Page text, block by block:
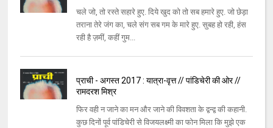
चले जो, तो रस्ते सहारे हुए. दिये खुद को तो सब हमारे हुए. जो छेड़ा
तराना तेरे जंग का, चले संग सब गम के मारे हुए. सुबह हो रही, हंस
रही है ज़मीं, कहीं गुम...
प्राची - अगस्त 2017 : यात्रा-वृत्त // पांडिचेरी की ओर //
रामदरश मिश्र
फिर वही न जाने का मन और जाने की विवशता के द्वन्द्व की कहानी.
कुछ दिनों पूर्व पांडिचेरी से विजयलक्ष्मी का फोन मिला कि मुझे एक